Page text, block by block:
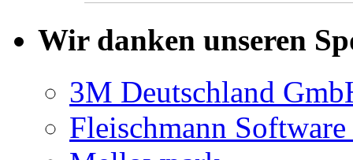
Wir danken unseren
3M Deutschland
Fleischmann